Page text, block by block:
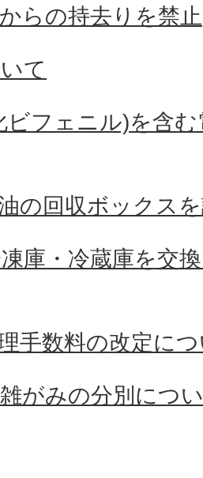
らの持去りを禁止
て
ビフェニル)を含
の回収ボックス
庫・冷蔵庫を交
手数料の改定に
がみの分別につ